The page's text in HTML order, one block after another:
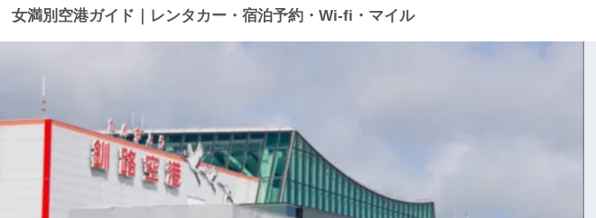
女満別空港ガイド｜レンタカー・宿泊予約・Wi-fi・マイル